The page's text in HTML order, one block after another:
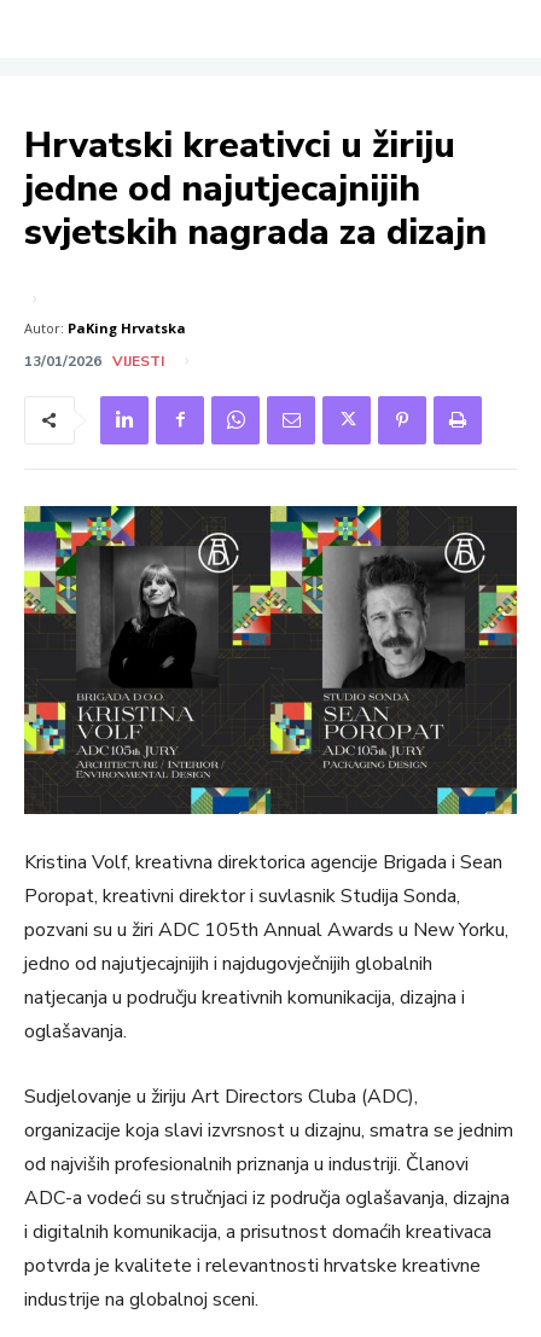
Hrvatski kreativci u žiriju
jedne od najutjecajnijih
svjetskih nagrada za dizajn
Autor: PaKing Hrvatska
13/01/2026 VIJESTI
Kristina Volf, kreativna direktorica agencije Brigada i Sean
Poropat, kreativni direktor i suvlasnik Studija Sonda,
pozvani su u žiri ADC 105th Annual Awards u New Yorku,
jedno od najutjecajnijih i najdugovječnijih globalnih
natjecanja u području kreativnih komunikacija, dizajna i
oglašavanja.
Sudjelovanje u žiriju Art Directors Cluba (ADC),
organizacije koja slavi izvrsnost u dizajnu, smatra se jednim
od najviših profesionalnih priznanja u industriji. Članovi
ADC-a vodeći su stručnjaci iz područja oglašavanja, dizajna
i digitalnih komunikacija, a prisutnost domaćih kreativaca
potvrda je kvalitete i relevantnosti hrvatske kreativne
industrije na globalnoj sceni.